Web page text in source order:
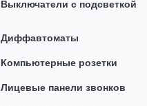
Выключатели с подсветкой
Диффавтоматы
Компьютерные розетки
Лицевые панели звонков